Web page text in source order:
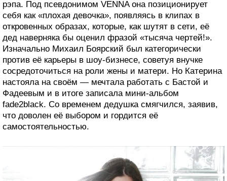
рэпа. Под псевдонимом VENNA она позиционирует
себя как «плохая девочка», появляясь в клипах в
откровенных образах, которые, как шутят в сети, её
дед наверняка бы оценил фразой «тысяча чертей!».
Изначально Михаил Боярский был категорически
против её карьеры в шоу-бизнесе, советуя внучке
сосредоточиться на роли жены и матери. Но Катерина
настояла на своём — мечтала работать с Бастой и
Фадеевым и в итоге записала мини-альбом
fade2black. Со временем дедушка смягчился, заявив,
что доволен её выбором и гордится её
самостоятельностью.